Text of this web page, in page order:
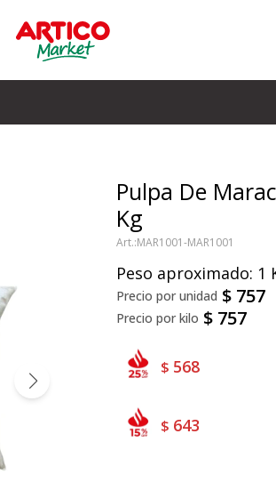
Pulpa De
Kg
MAR1001-MAR1001
Peso aproximado: 1
$ 757
$ 757
$ 568
$ 643